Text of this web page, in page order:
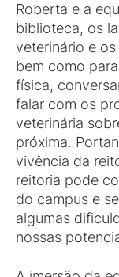
Roberta e a
biblioteca, os
veterinário e
bem como
física,
falar com os
veterinária
próxima.
vivência da
reitoria pode
do campus e
algumas
nossas